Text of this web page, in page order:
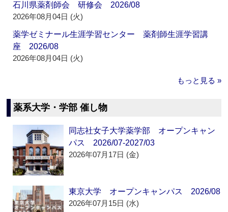
石川県薬剤師会 研修会 2026/08
2026年08月04日 (火)
薬学ゼミナール生涯学習センター 薬剤師生涯学習講
座 2026/08
2026年08月04日 (火)
もっと見る »
薬系大学・学部 催し物
同志社女子大学薬学部 オープンキャン
パス 2026/07-2027/03
2026年07月17日 (金)
東京大学 オープンキャンパス 2026/08
2026年07月15日 (水)